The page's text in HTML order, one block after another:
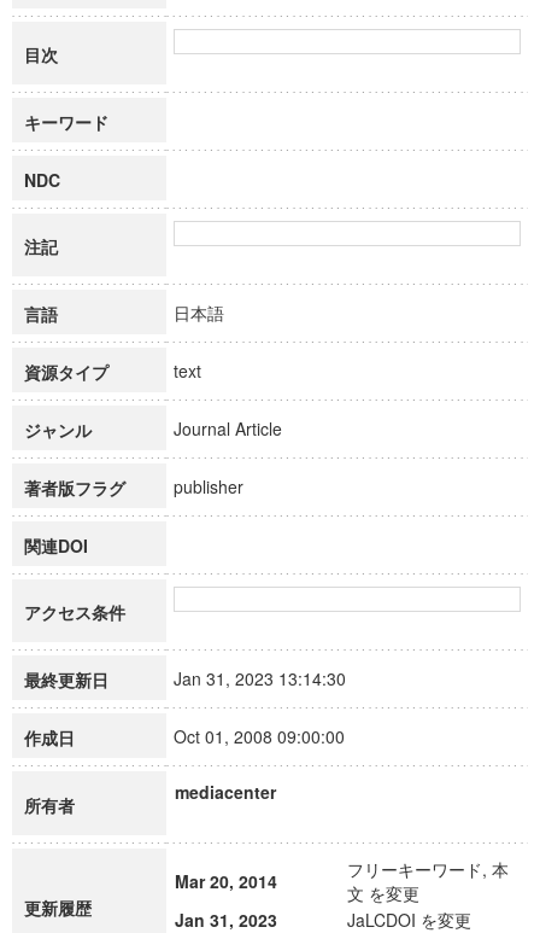
目次
キーワード
NDC
注記
言語 日本語
資源タイプ text
ジャンル Journal Article
著者版フラグ publisher
関連DOI
アクセス条件
最終更新日 Jan 31, 2023 13:14:30
作成日 Oct 01, 2008 09:00:00
所有者
mediacenter
更新履歴
Mar 20, 2014
フリーキーワード, 本
文 を変更
Jan 31, 2023
JaLCDOI を変更